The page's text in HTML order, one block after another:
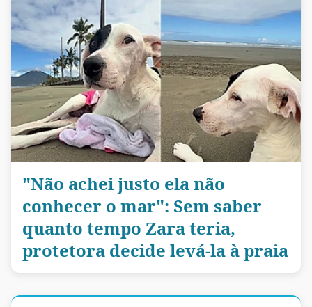
"Não achei justo ela não
conhecer o mar": Sem saber
quanto tempo Zara teria,
protetora decide levá-la à praia